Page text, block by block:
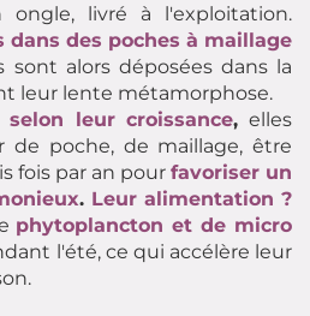
livré à l'exploitation.
dans des poches à maillage
sont alors déposées dans la
leur lente métamorphose.
leur croissance, elles
de poche, de maillage, être
fois par an pour favoriser un
. Leur alimentation ?
phytoplancton et de micro
l'été, ce qui accélère leur